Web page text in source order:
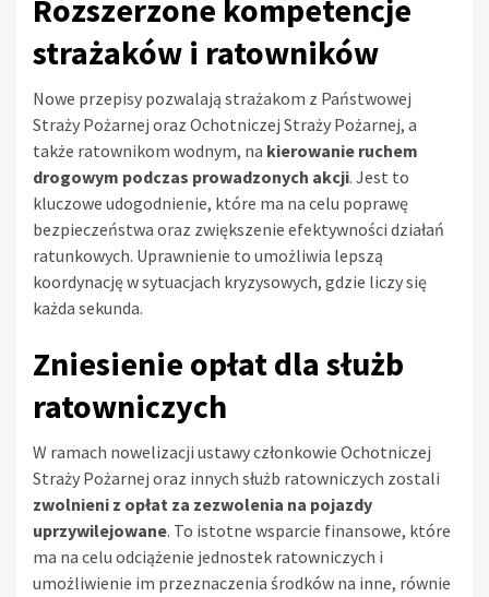
Rozszerzone kompetencje
strażaków i ratowników
Nowe przepisy pozwalają strażakom z Państwowej
Straży Pożarnej oraz Ochotniczej Straży Pożarnej, a
także ratownikom wodnym, na kierowanie ruchem
drogowym podczas prowadzonych akcji. Jest to
kluczowe udogodnienie, które ma na celu poprawę
bezpieczeństwa oraz zwiększenie efektywności działań
ratunkowych. Uprawnienie to umożliwia lepszą
koordynację w sytuacjach kryzysowych, gdzie liczy się
każda sekunda.
Zniesienie opłat dla służb
ratowniczych
W ramach nowelizacji ustawy członkowie Ochotniczej
Straży Pożarnej oraz innych służb ratowniczych zostali
zwolnieni z opłat za zezwolenia na pojazdy
uprzywilejowane. To istotne wsparcie finansowe, które
ma na celu odciążenie jednostek ratowniczych i
umożliwienie im przeznaczenia środków na inne, równie